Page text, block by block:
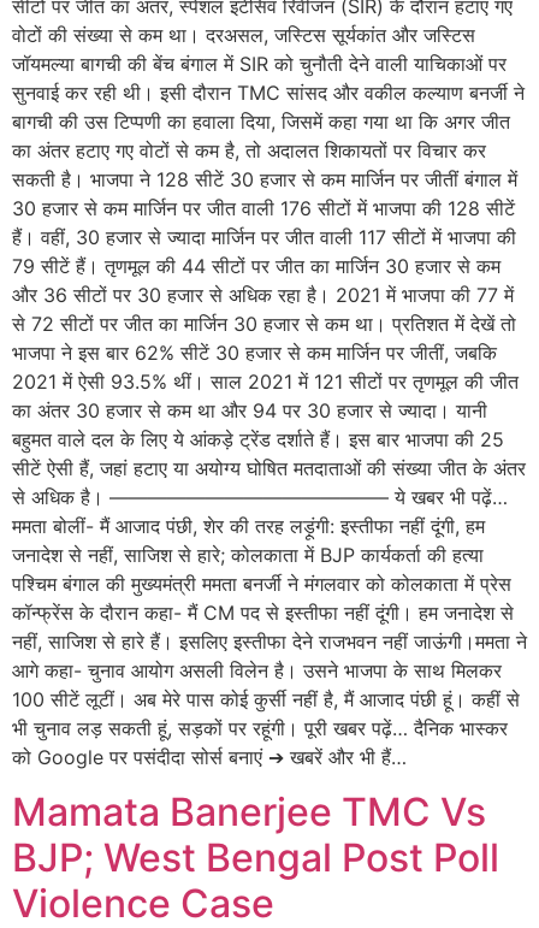
सीटों पर जीत का अंतर, स्पेशल इंटेंसिव रिवीजन (SIR) के दौरान हटाए गए
वोटों की संख्या से कम था। दरअसल, जस्टिस सूर्यकांत और जस्टिस
जॉयमल्या बागची की बेंच बंगाल में SIR को चुनौती देने वाली याचिकाओं पर
सुनवाई कर रही थी। इसी दौरान TMC सांसद और वकील कल्याण बनर्जी ने
बागची की उस टिप्पणी का हवाला दिया, जिसमें कहा गया था कि अगर जीत
का अंतर हटाए गए वोटों से कम है, तो अदालत शिकायतों पर विचार कर
सकती है। भाजपा ने 128 सीटें 30 हजार से कम मार्जिन पर जीतीं बंगाल में
30 हजार से कम मार्जिन पर जीत वाली 176 सीटों में भाजपा की 128 सीटें
हैं। वहीं, 30 हजार से ज्यादा मार्जिन पर जीत वाली 117 सीटों में भाजपा की
79 सीटें हैं। तृणमूल की 44 सीटों पर जीत का मार्जिन 30 हजार से कम
और 36 सीटों पर 30 हजार से अधिक रहा है। 2021 में भाजपा की 77 में
से 72 सीटों पर जीत का मार्जिन 30 हजार से कम था। प्रतिशत में देखें तो
भाजपा ने इस बार 62% सीटें 30 हजार से कम ​मार्जिन पर जीतीं, जबकि
2021 में ऐसी 93.5% थीं। साल 2021 में 121 सीटों पर तृणमूल की जीत
का अंतर 30 हजार से कम था और 94 पर 30 हजार से ज्यादा। यानी
बहुमत वाले दल के लिए ये आंकड़े ट्रेंड दर्शाते हैं। इस बार भाजपा की 25
सीटें ऐसी हैं, जहां हटाए या अयोग्य घोषित मतदाताओं की संख्या जीत के अंतर
से अधिक है। ——————————————– ये खबर भी पढ़ें…
ममता बोलीं- मैं आजाद पंछी, शेर की तरह लड़ूंगी: इस्तीफा नहीं दूंगी, हम
जनादेश से नहीं, साजिश से हारे; कोलकाता में BJP कार्यकर्ता की हत्या
पश्चिम बंगाल की मुख्यमंत्री ममता बनर्जी ने मंगलवार को कोलकाता में प्रेस
कॉन्फ्रेंस के दौरान कहा- मैं CM पद से इस्तीफा नहीं दूंगी। हम जनादेश से
नहीं, साजिश से हारे हैं। इसलिए इस्तीफा देने राजभवन नहीं जाऊंगी।ममता ने
आगे कहा- चुनाव आयोग असली विलेन है। उसने भाजपा के साथ मिलकर
100 सीटें लूटीं। अब मेरे पास कोई कुर्सी नहीं है, मैं आजाद पंछी हूं। कहीं से
भी चुनाव लड़ सकती हूं, सड़कों पर रहूंगी। पूरी खबर पढ़ें… दैनिक भास्कर
को Google पर पसंदीदा सोर्स बनाएं ➔ खबरें और भी हैं…
Mamata Banerjee TMC Vs
BJP; West Bengal Post Poll
Violence Case